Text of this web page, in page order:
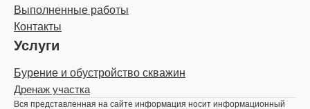
Выполненные работы
Контакты
Услуги
Бурение и обустройство скважин
Дренаж участка
Вся представленная на сайте информация носит информационный